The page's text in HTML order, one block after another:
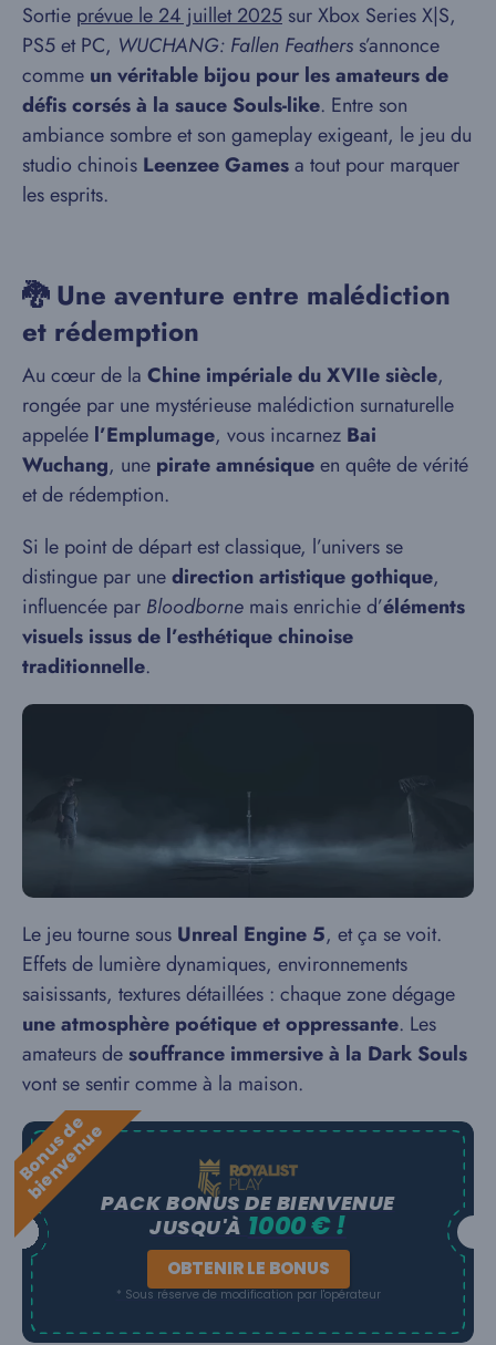
Sortie prévue le 24 juillet 2025 sur Xbox Series X|S,
PS5 et PC, WUCHANG: Fallen Feathers s’annonce
comme un véritable bijou pour les amateurs de
défis corsés à la sauce Souls-like. Entre son
ambiance sombre et son gameplay exigeant, le jeu du
studio chinois Leenzee Gamesa tout pour marquer
les esprits.
🐉 Une aventure entre malédiction
et rédemption
Au cœur de la Chine impériale du XVIIe siècle,
rongée par une mystérieuse malédiction surnaturelle
appelée l’Emplumage, vous incarnez Bai
Wuchang, une pirate amnésiqueen quête de vérité
et de rédemption.
Si le point de départ est classique, l’univers se
distingue par unedirection artistique gothique,
influencée par Bloodborne mais enrichie d’éléments
visuels issus de l’esthétique chinoise
traditionnelle.
Le jeu tourne sous Unreal Engine 5, et ça se voit.
Effets de lumière dynamiques, environnements
saisissants, textures détaillées : chaque zone dégage
une atmosphère poétique et oppressante. Les
amateurs desouffrance immersive à la Dark Souls
vont se sentir comme à la maison.
B
o
n
u
s
d
e
b
i
e
n
v
e
n
u
ePACK BONUS DE BIENVENUE
JUSQU'À 1000 € !
OBTENIR LE BONUS
* Sous réserve de modification par l'opérateur